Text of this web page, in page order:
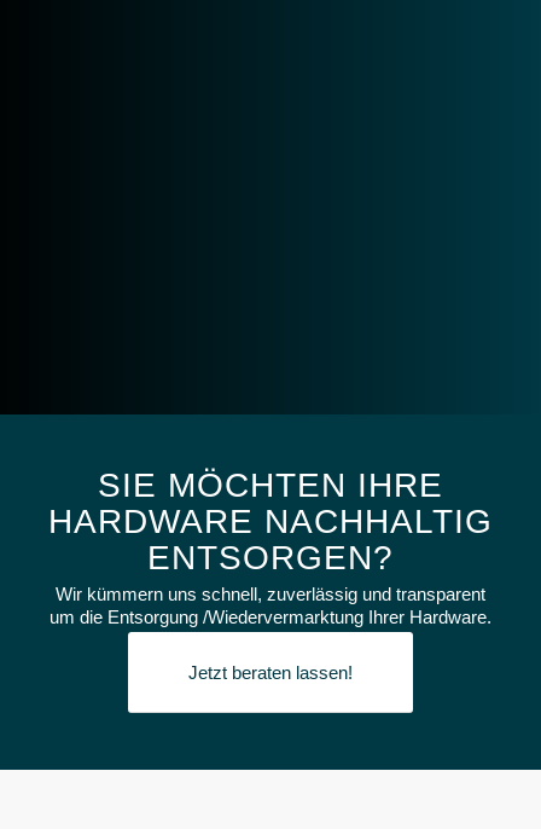
SIE MÖCHTEN IHRE
HARDWARE NACHHALTIG
ENTSORGEN?
Wir kümmern uns schnell, zuverlässig und transparent
um die Entsorgung /Wiedervermarktung Ihrer Hardware.
Jetzt beraten lassen!